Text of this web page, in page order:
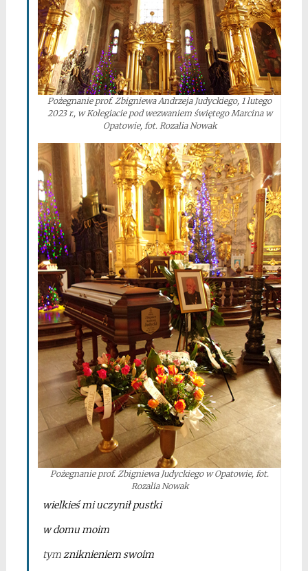
Pożegnanie prof. Zbigniewa Andrzeja Judyckiego, 1 lutego
2023 r., w Kolegiacie pod wezwaniem świętego Marcina w
Opatowie, fot. Rozalia Nowak
Pożegnanie prof. Zbigniewa Judyckiego w Opatowie, fot.
Rozalia Nowak
wielkieś mi uczynił pustki
w domu moim
tymzniknieniem swoim